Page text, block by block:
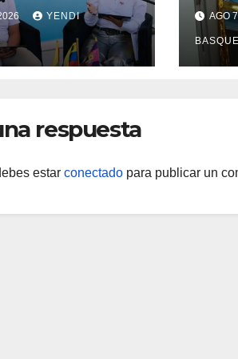
Aragua con la
del CDI
YENDI
II AGO
respuesta
estar conectado para publicar un